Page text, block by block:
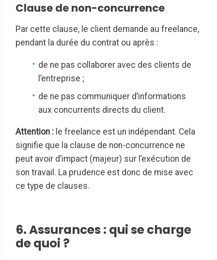
Clause de non-concurrence
Par cette clause, le client demande au freelance,
pendant la durée du contrat ou après :
de ne pas collaborer avec des clients de
l’entreprise ;
de ne pas communiquer d’informations
aux concurrents directs du client.
Attention : le freelance est un indépendant. Cela
signifie que la clause de non-concurrence ne
peut avoir d’impact (majeur) sur l’exécution de
son travail. La prudence est donc de mise avec
ce type de clauses.
6. Assurances : qui se charge
de quoi ?